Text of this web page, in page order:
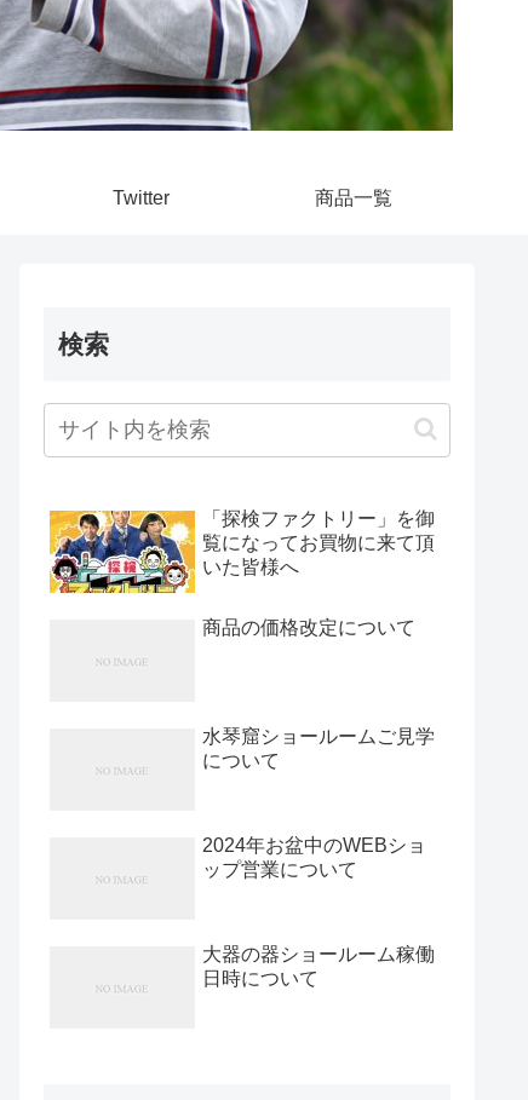
Twitter 商品一覧
検索
「探検ファクトリー」を御
覧になってお買物に来て頂
いた皆様へ
商品の価格改定について
水琴窟ショールームご見学
について
2024年お盆中のWEBショ
ップ営業について
大器の器ショールーム稼働
日時について